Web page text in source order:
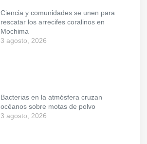
Ciencia y comunidades se unen para
rescatar los arrecifes coralinos en
Mochima
3 agosto, 2026
Bacterias en la atmósfera cruzan
océanos sobre motas de polvo
3 agosto, 2026